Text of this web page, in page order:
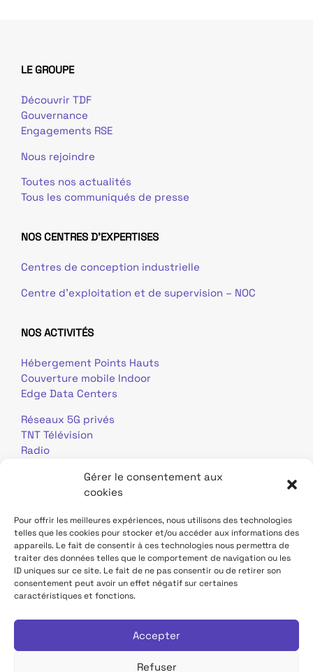
Gérer le consentement aux
cookies
Pour offrir les meilleures expériences, nous utilisons des technologies
telles que les cookies pour stocker et/ou accéder aux informations des
appareils. Le fait de consentir à ces technologies nous permettra de
traiter des données telles que le comportement de navigation ou les
ID uniques sur ce site. Le fait de ne pas consentir ou de retirer son
consentement peut avoir un effet négatif sur certaines
caractéristiques et fonctions.
Accepter
Refuser
LE GROUPE
Découvrir TDF
Gouvernance
Engagements RSE
Nous rejoindre
Toutes nos actualités
Tous les communiqués de presse
NOS CENTRES D'EXPERTISES
Centres de conception industrielle
Centre d’exploitation et de supervision – NOC
NOS ACTIVITÉS
Hébergement Points Hauts
Couverture mobile Indoor
Edge Data Centers
Réseaux 5G privés
TNT Télévision
Radio
ESPACES UTILISATEURS
Clients
Collectivités
Bailleurs-Propriétaires
Particuliers
Investisseurs
Journalistes